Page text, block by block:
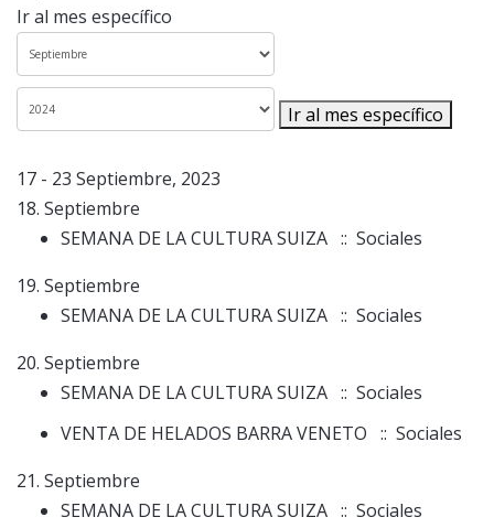
Ir al mes específico
Ir al mes específico
17 - 23 Septiembre, 2023
18. Septiembre
SEMANA DE LA CULTURA SUIZA :: Sociales
19. Septiembre
SEMANA DE LA CULTURA SUIZA :: Sociales
20. Septiembre
SEMANA DE LA CULTURA SUIZA :: Sociales
VENTA DE HELADOS BARRA VENETO :: Sociales
21. Septiembre
SEMANA DE LA CULTURA SUIZA :: Sociales